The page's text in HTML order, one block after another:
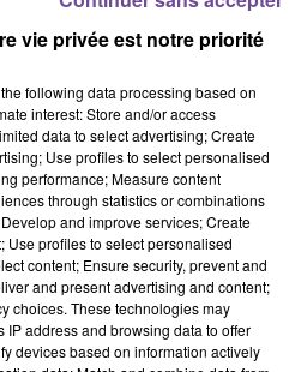
WARREN
Fever Dream
7h42
7h42
HELENA
Mauvais Garcì§on
7h33
7h33
vie privée est notre priorité
following data processing based on
interest: Store and/or access
data to select advertising; Create
Use profiles to select personalised
performance; Measure content
through statistics or combinations
and improve services; Create
Use profiles to select personalised
content; Ensure security, prevent and
and present advertising and content;
choices. These technologies may
address and browsing data to offer
devices based on information actively